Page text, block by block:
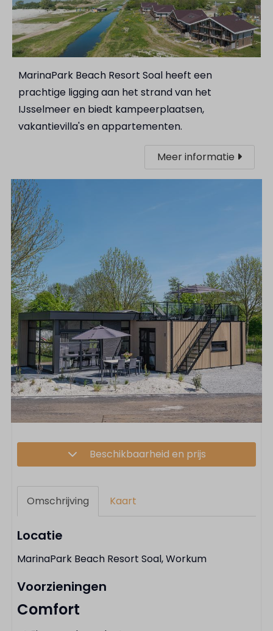
MarinaPark Beach Resort Soal heeft een
prachtige ligging aan het strand van het
IJsselmeer en biedt kampeerplaatsen,
vakantievilla's en appartementen.
Meer informatie
Beschikbaarheid en prijs
Omschrijving Kaart
Locatie
MarinaPark Beach Resort Soal, Workum
Voorzieningen
Comfort